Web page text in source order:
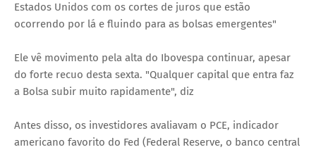
Estados Unidos com os cortes de juros que estão
ocorrendo por lá e fluindo para as bolsas emergentes"
Ele vê movimento pela alta do Ibovespa continuar, apesar
do forte recuo desta sexta. "Qualquer capital que entra faz
a Bolsa subir muito rapidamente", diz
Antes disso, os investidores avaliavam o PCE, indicador
americano favorito do Fed (Federal Reserve, o banco central